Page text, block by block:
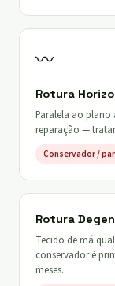
〰
Rotura
Paralela ao plano
reparação —
Conservador /
Rotura
Tecido de má
conservador é
meses.